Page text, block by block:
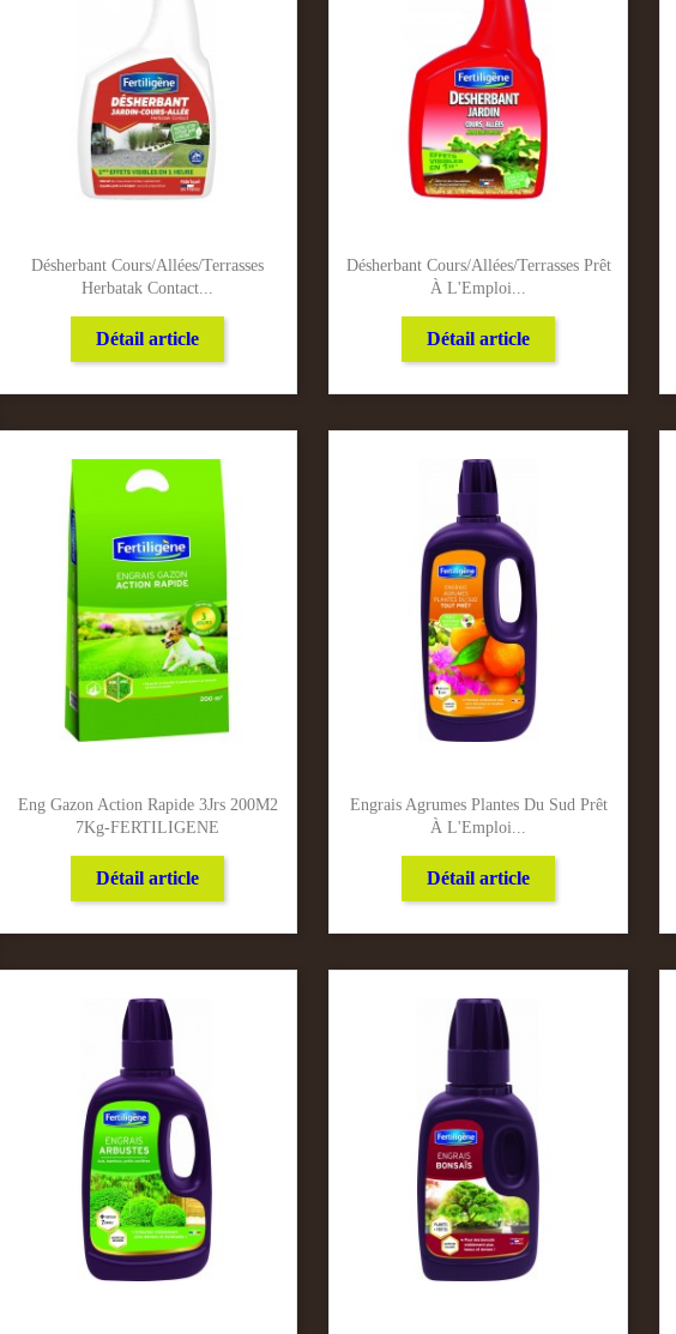
Désherbant Cours/Allées/Terrasses
Herbatak Contact...
Détail article
Désherbant Cours/Allées/Terrasses Prêt
À L'Emploi...
Détail article
Eng Gazon Action Rapide 3Jrs 200M2
7Kg-FERTILIGENE
Détail article
Engrais Agrumes Plantes Du Sud Prêt
À L'Emploi...
Détail article